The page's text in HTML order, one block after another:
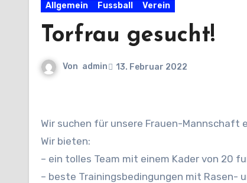
Allgemein Fussball Verein
Torfrau gesucht!
Von admin 13. Februar 2022
Wir suchen für unsere Frauen-Mannschaft
Wir bieten:
– ein tolles Team mit einem Kader von 20
– beste Trainingsbedingungen mit Rasen-